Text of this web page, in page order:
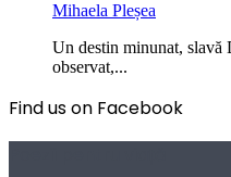
Mihaela Pleșea
Un destin minunat, slavă
observat,...
Find us on Facebook